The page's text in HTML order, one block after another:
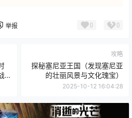
举报 0 0
攻略
探秘塞尼亚王国（发现塞尼亚
的壮丽风景与文化瑰宝）
2025-10-12 16:04:28